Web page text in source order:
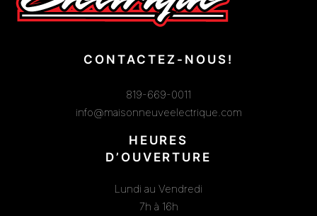
CONTACTEZ-NOUS!
819-669-0011
info@maisonneuveelectrique.com
HEURES
D’OUVERTURE
Lundi au Vendredi
7h à 16h